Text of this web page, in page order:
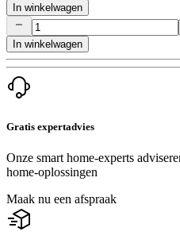
In winkelwagen
In winkelwagen
Gratis expertadvies
Onze smart home-experts
home-oplossingen
Maak nu een afspraak